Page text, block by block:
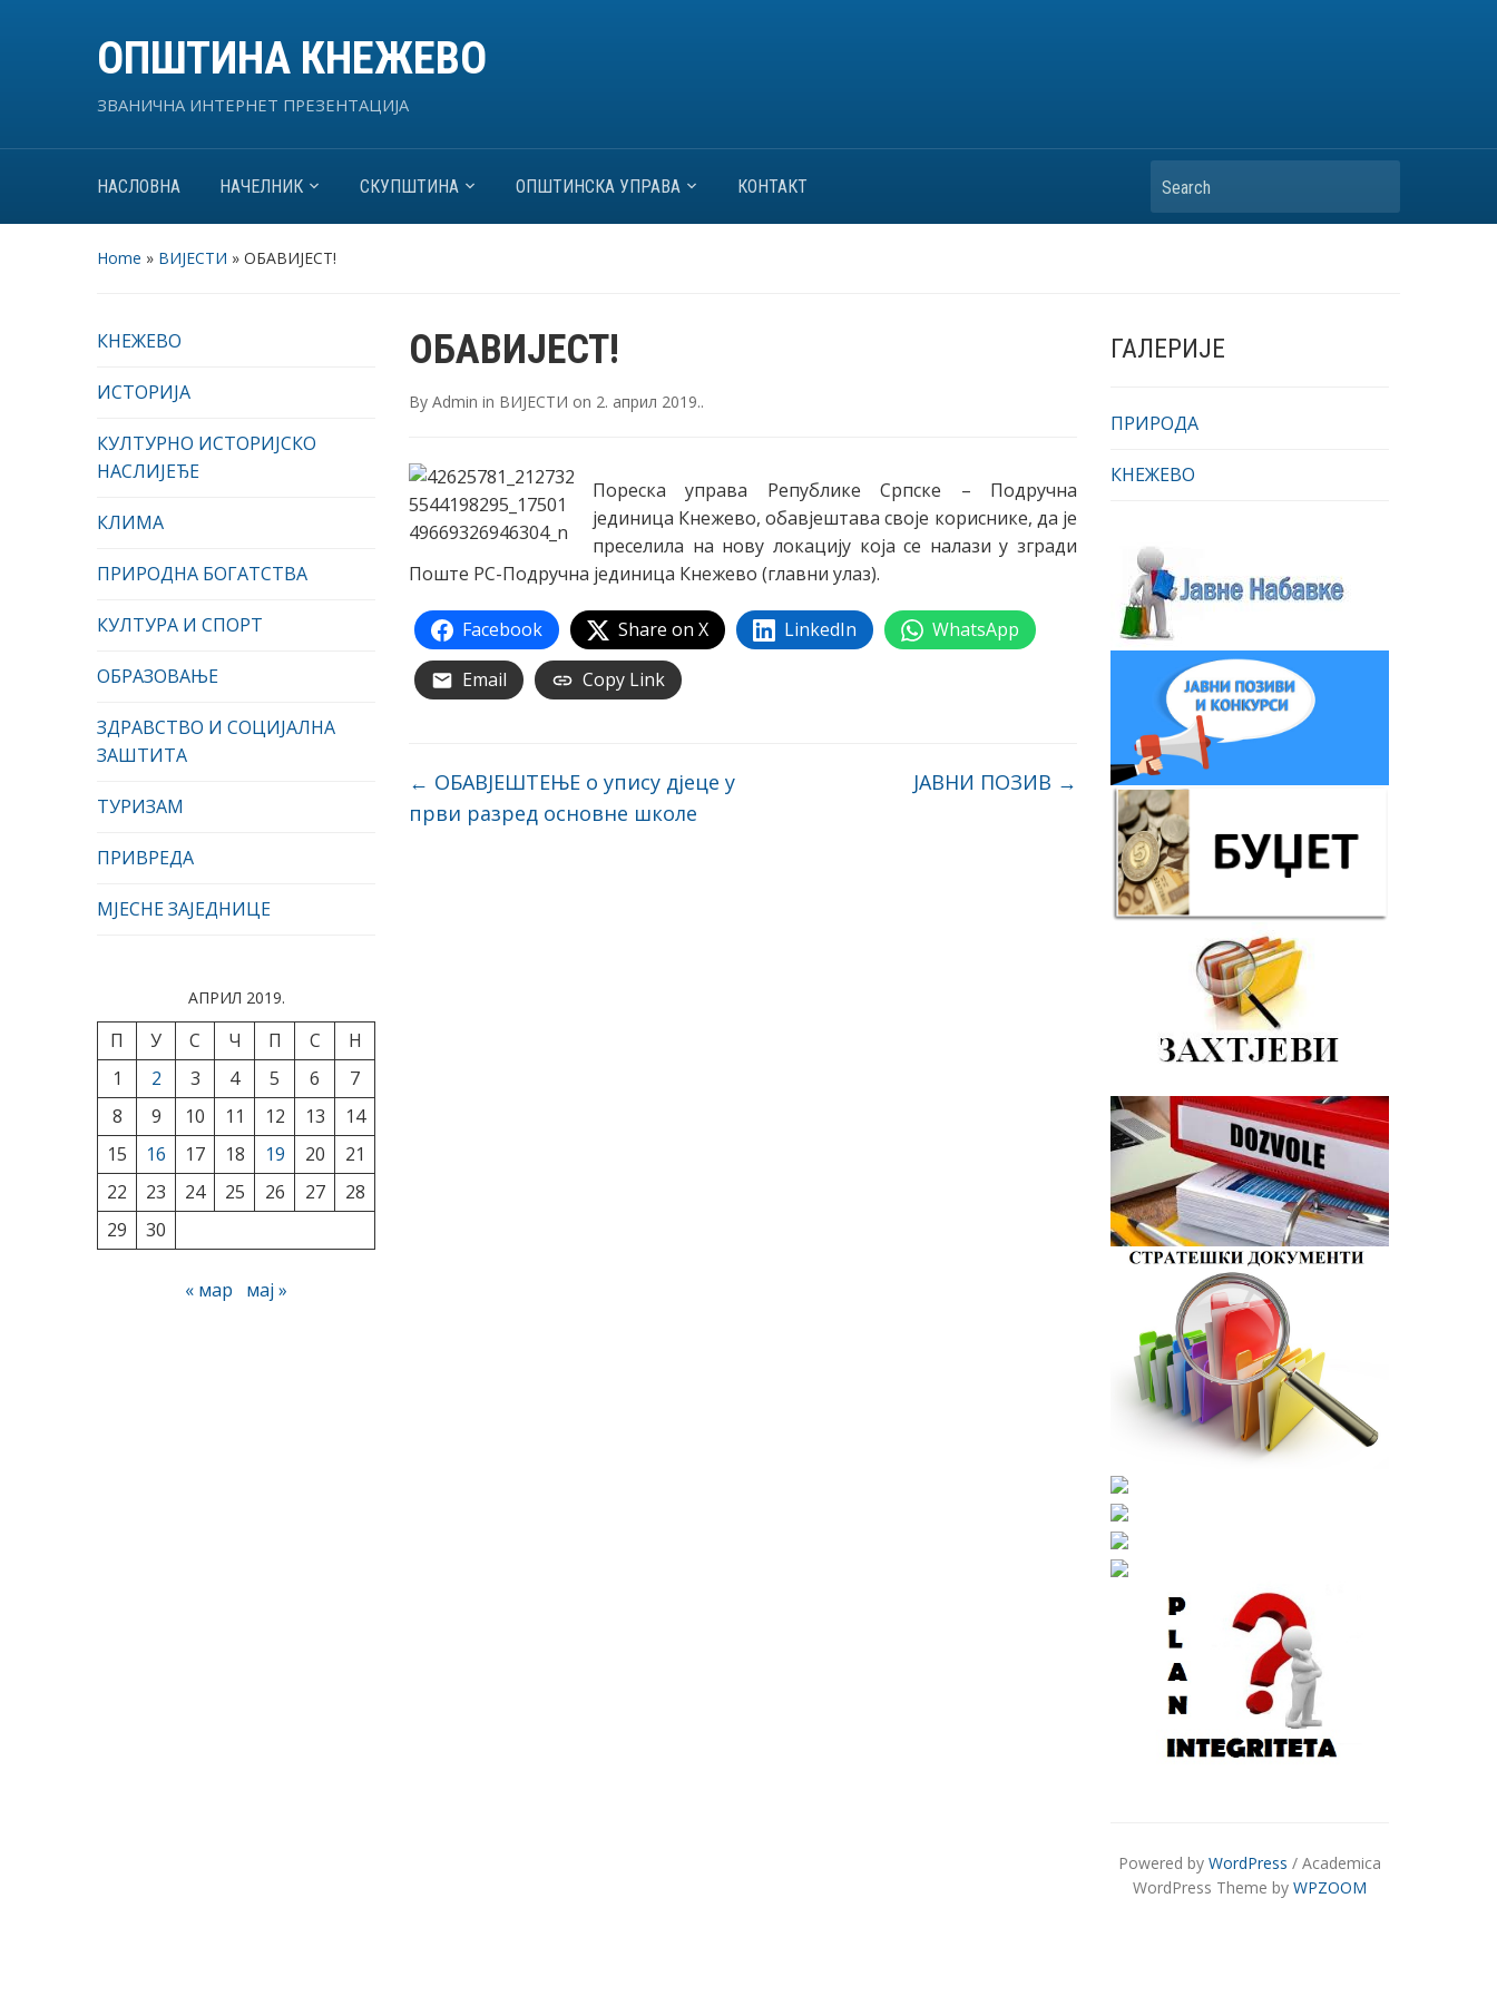
ОПШТИНА КНЕЖЕВО
ЗВАНИЧНА ИНТЕРНЕТ ПРЕЗЕНТАЦИЈА
НАСЛОВНА НАЧЕЛНИК СКУПШТИНА ОПШТИНСКА УПРАВА КОНТАКТ Search
Home » ВИЈЕСТИ » ОБАВИЈЕСТ!
КНЕЖЕВО
ИСТОРИЈА
КУЛТУРНО ИСТОРИЈСКО
НАСЛИЈЕЂЕ
КЛИМА
ПРИРОДНА БОГАТСТВА
КУЛТУРА И СПОРТ
ОБРАЗОВАЊЕ
ЗДРАВСТВО И СОЦИЈАЛНА
ЗАШТИТА
ТУРИЗАМ
ПРИВРЕДА
МЈЕСНЕ ЗАЈЕДНИЦЕ
АПРИЛ 2019.
П У С Ч П С
Н
1
2 3 4 5 6
7
8
9 10 11 12 13
14
15
16 17 18 19 20
21
22
23 24 25 26 27
28
29
30
« мар мај »
ОБАВИЈЕСТ!
By Admin in ВИЈЕСТИ on 2. април 2019..
Пореска управа Републике Српске – Подручна
јединица Кнежево, обавјештава своје кориснике, да је
преселила на нову локацију која се налази у згради
Поште РС-Подручна јединица Кнежево (главни улаз).
Facebook Share on X LinkedIn WhatsApp
Email Copy Link
← ОБАВЈЕШТЕЊЕ о упису дјеце у
први разред основне школе
ЈАВНИ ПОЗИВ →
ГАЛЕРИЈЕ
ПРИРОДА
КНЕЖЕВО
Powered by WordPress / Academica
WordPress Theme by WPZOOM